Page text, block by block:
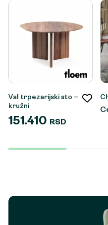
Val trpezarijski sto –
kružni
151.410 RSD